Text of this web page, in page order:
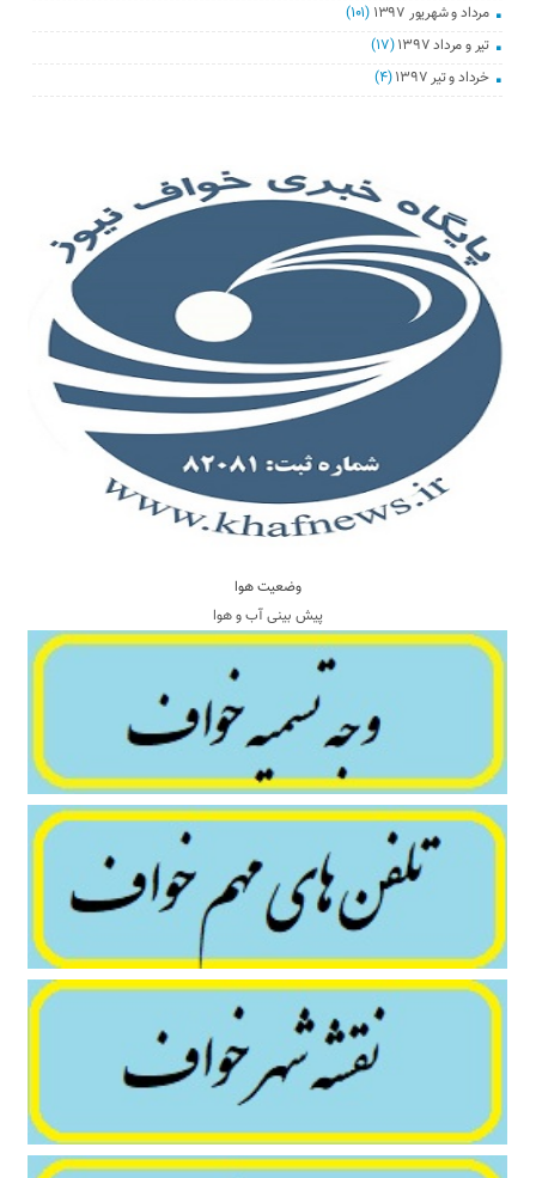
مرداد و شهریور ۱۳۹۷
(۱۰۱)
تیر و مرداد ۱۳۹۷
(۱۷)
خرداد و تیر ۱۳۹۷
(۴)
وضعیت هوا
پیش بینی آب و هوا